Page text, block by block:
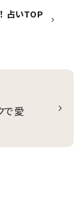
占いTOP
で愛